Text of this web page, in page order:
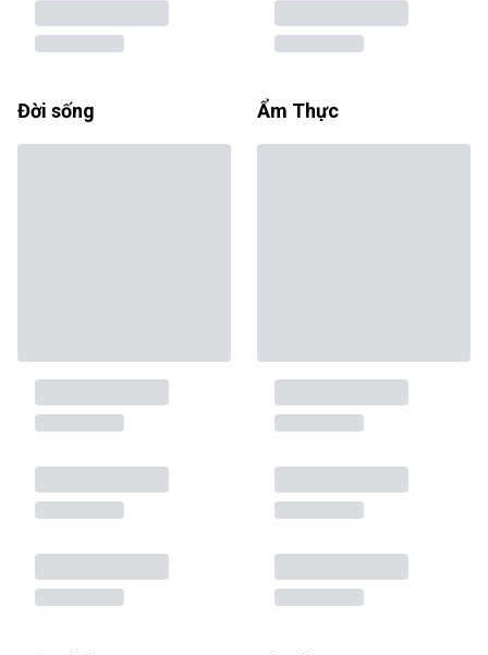
Đời sống Ẩm Thực